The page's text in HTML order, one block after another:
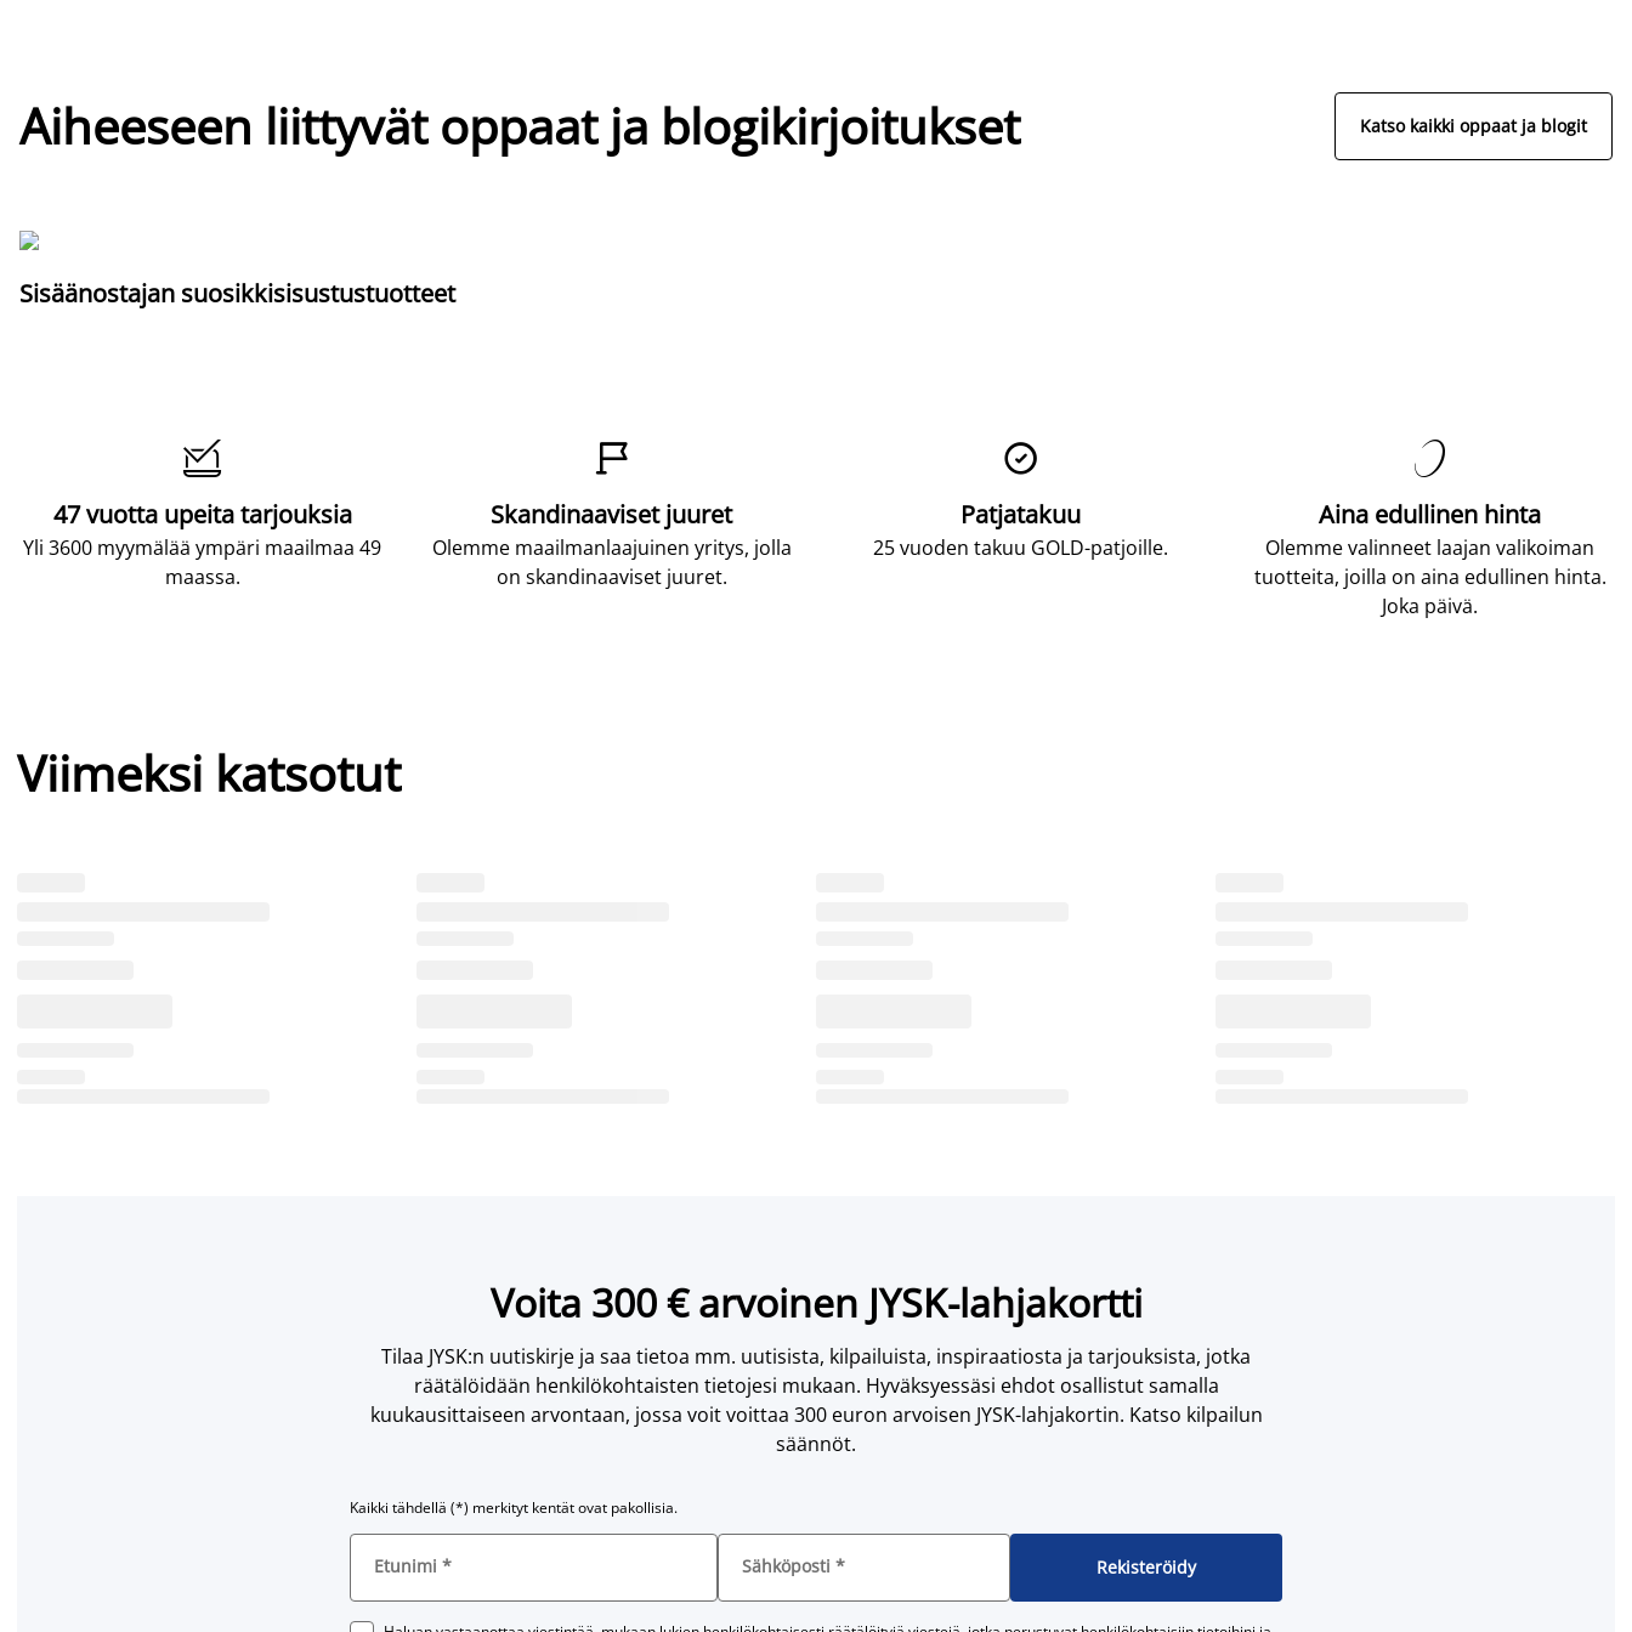
Aiheeseen liittyvät oppaat ja blogikirjoitukset Katso kaikki oppaat ja blogit
Sisäänostajan suosikkisisustustuotteet

47 vuotta upeita tarjouksia
Yli 3600 myymälää ympäri maailmaa 49
maassa.

Skandinaaviset juuret
Olemme maailmanlaajuinen yritys, jolla
on skandinaaviset juuret.

Patjatakuu
25 vuoden takuu GOLD-patjoille.

Aina edullinen hinta
Olemme valinneet laajan valikoiman
tuotteita, joilla on aina edullinen hinta.
Joka päivä.
Viimeksi katsotut
Voita 300 € arvoinen JYSK-lahjakortti
Tilaa JYSK:n uutiskirje ja saa tietoa mm. uutisista, kilpailuista, inspiraatiosta ja tarjouksista, jotka
räätälöidään henkilökohtaisten tietojesi mukaan. Hyväksyessäsi ehdot osallistut samalla
kuukausittaiseen arvontaan, jossa voit voittaa 300 euron arvoisen JYSK-lahjakortin. Katso kilpailun
säännöt.
Kaikki tähdellä (*) merkityt kentät ovat pakollisia.
Etunimi * Sähköposti * Rekisteröidy